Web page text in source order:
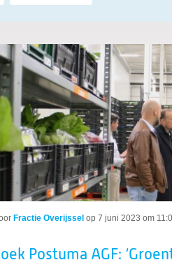
Fractie Overijssel op 7 juni 2023 om
Postuma AGF: